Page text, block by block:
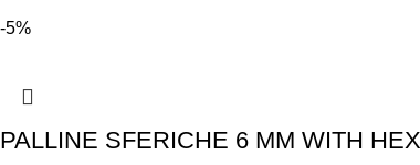
-5%
PALLINE SFERICHE 6 MM WITH